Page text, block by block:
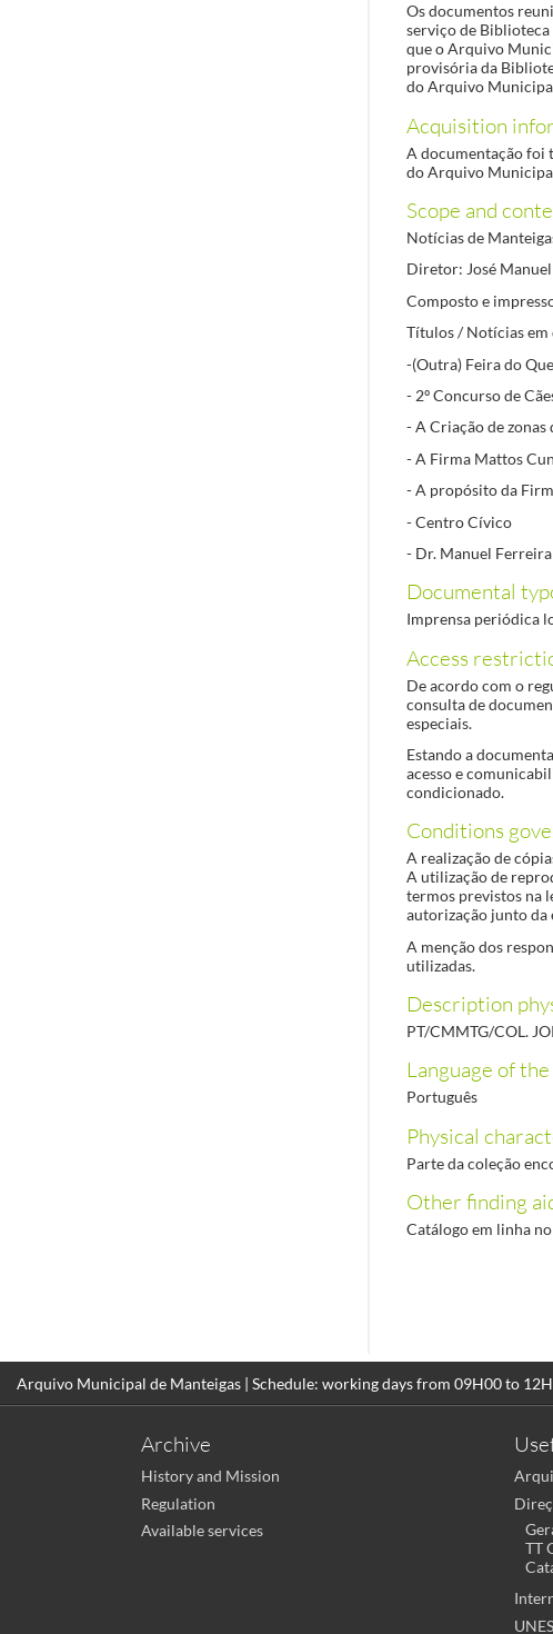
Os documentos
serviço de
que o Arquivo
provisória da
do Arquivo
Acquisition
A documentação foi
do Arquivo
Scope and
Notícias de
Diretor: José
Composto e
Títulos / Notícias em
-(Outra) Feira do
- 2º Concurso de
- A Criação de
- A Firma Mattos
- A propósito da
- Centro Cívico
- Dr. Manuel Ferreira
Documental
Imprensa periódica
Access
De acordo com o
consulta de
especiais.
Estando a
acesso e
condicionado.
Conditions
A realização de
A utilização de
termos previstos na
autorização junto da
A menção dos
utilizadas.
Description
PT/CMMTG/COL.
Language of
Português
Physical
Parte da coleção
Other finding
Catálogo em linha
Arquivo Municipal de Manteigas | Schedule: working days from 09H00 to
Archive
History and Mission
Regulation
Available services
TT